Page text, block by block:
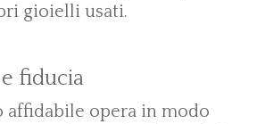
gioielli usati.
fiducia
affidabile opera in modo